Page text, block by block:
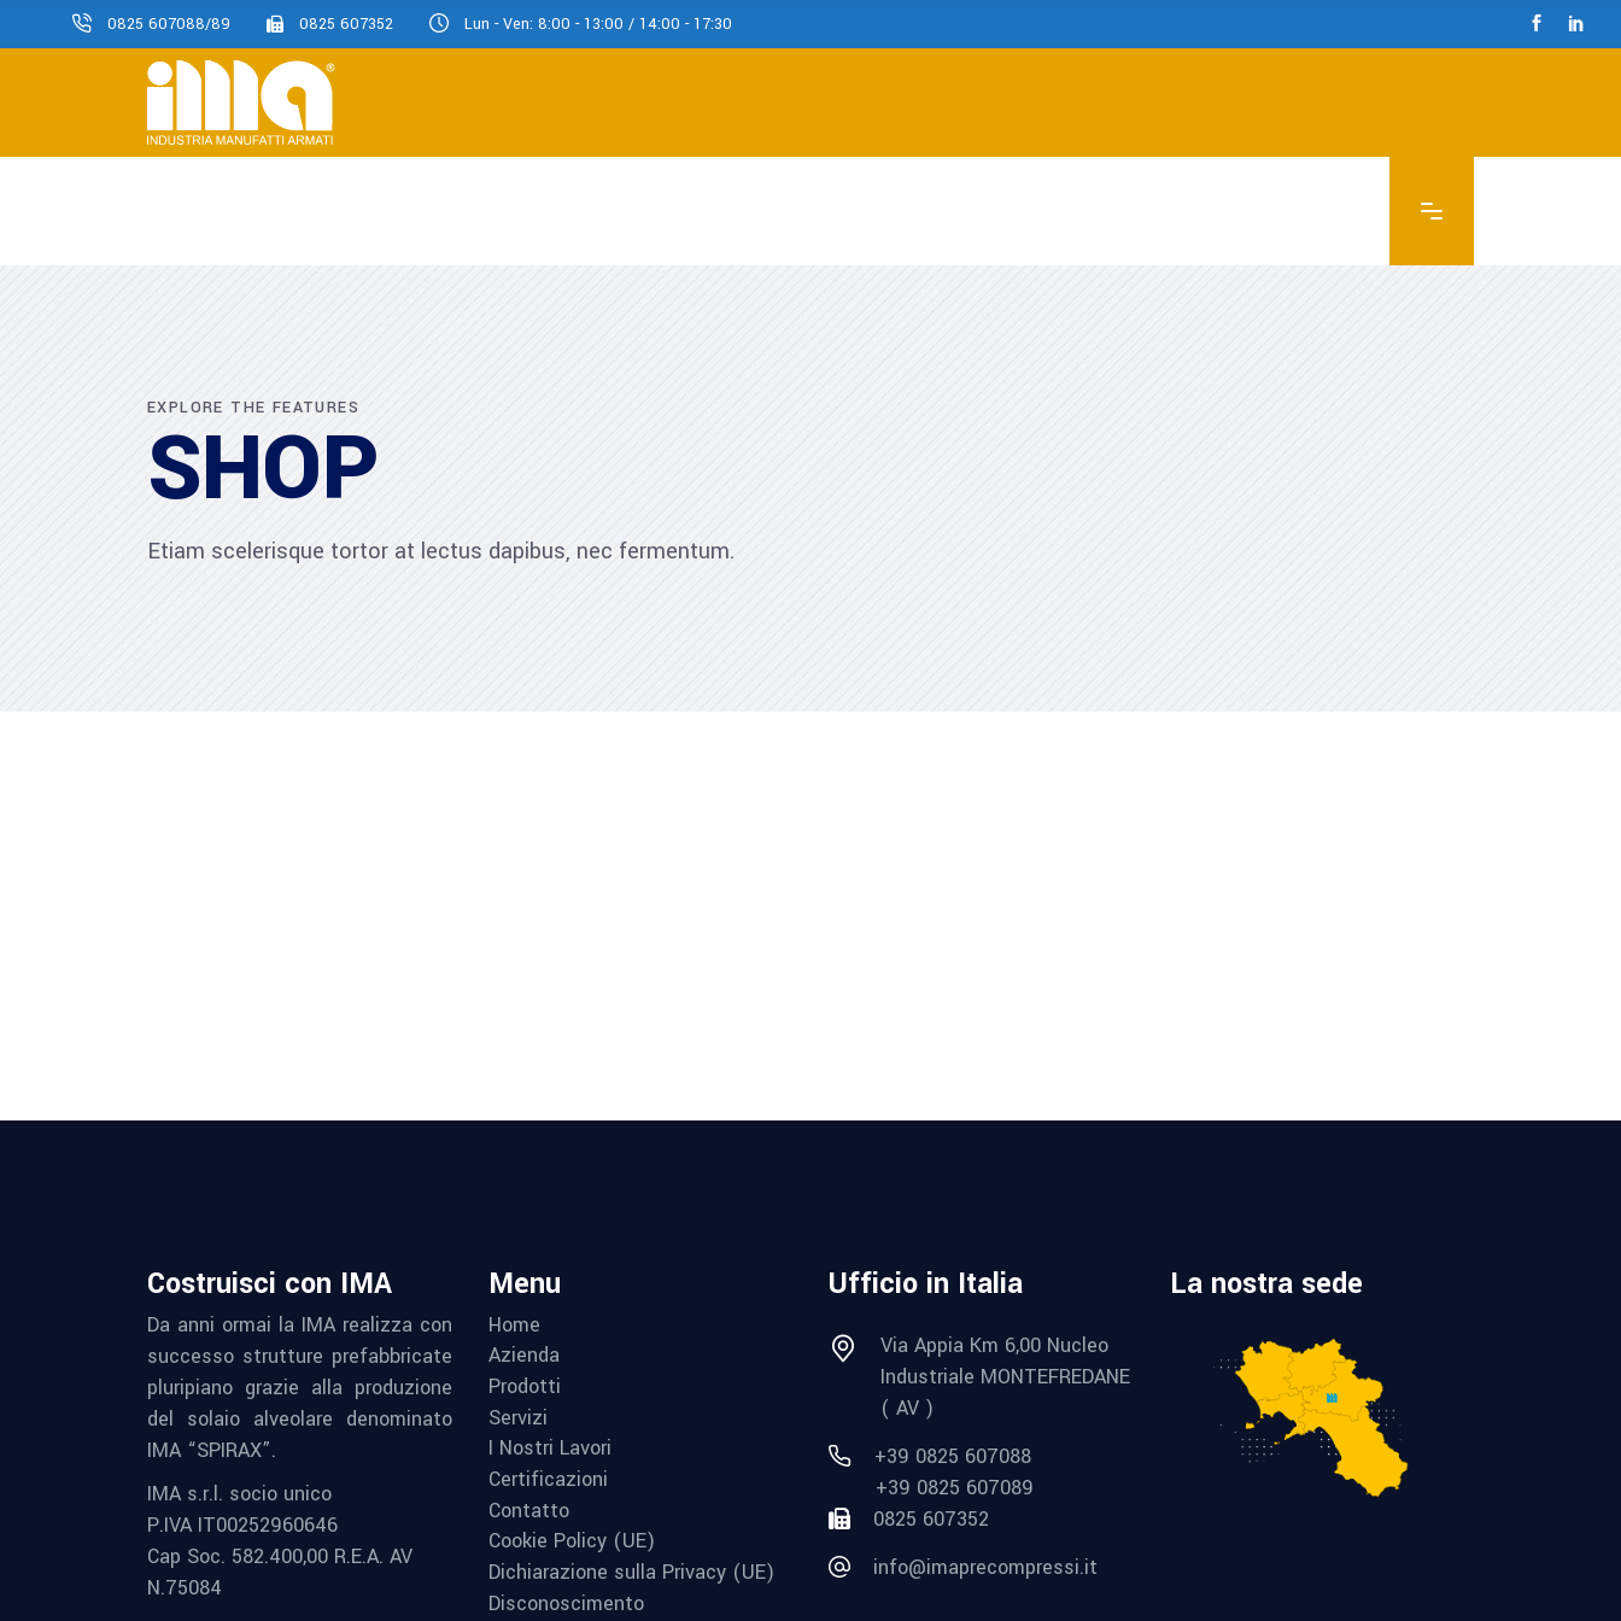
0825 607088/89 0825 607352 Lun - Ven: 8:00 - 13:00 / 14:00 - 17:30
EXPLORE THE FEATURES
SHOP
Etiam scelerisque tortor at lectus dapibus, nec fermentum.
Costruisci con IMA
Da anni ormai la IMA realizza con
successo strutture prefabbricate
pluripiano grazie alla produzione
del solaio alveolare denominato
IMA “SPIRAX”.
IMA s.r.l. socio unico
P.IVA IT00252960646
Cap Soc. 582.400,00 R.E.A. AV
N.75084
Menu
Home
Azienda
Prodotti
Servizi
I Nostri Lavori
Certificazioni
Contatto
Cookie Policy (UE)
Dichiarazione sulla Privacy (UE)
Disconoscimento
Ufficio in Italia
Via Appia Km 6,00 Nucleo
Industriale MONTEFREDANE
( AV )
+39 0825 607088
+39 0825 607089
0825 607352
info@imaprecompressi.it
La nostra sede